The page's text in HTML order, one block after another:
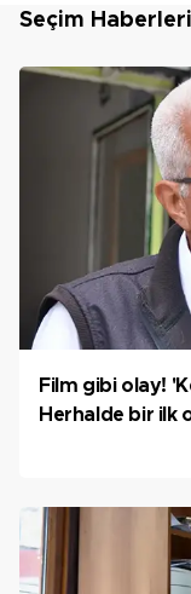
Seçim Haberleri
Film gibi olay!
Herhalde bir ilk